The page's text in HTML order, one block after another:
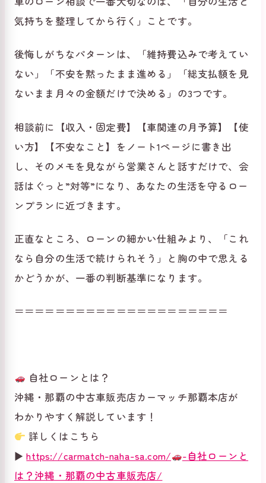
気持ちを整理してから行く」ことです。
後悔しがちなパターンは、「維持費込みで考えてい
ない」「不安を黙ったまま進める」「総支払額を見
ないまま月々の金額だけで決める」の3つです。
相談前に【収入・固定費】【車関連の月予算】【使
い方】【不安なこと】をノート1ページに書き出
し、そのメモを見ながら営業さんと話すだけで、会
話はぐっと”対等”になり、あなたの生活を守るロー
ンプランに近づきます。
正直なところ、ローンの細かい仕組みより、「これ
なら自分の生活で続けられそう」と胸の中で思える
かどうかが、一番の判断基準になります。
＝＝＝＝＝＝＝＝＝＝＝＝＝＝＝＝＝＝＝＝＝
自社ローンとは？
沖縄・那覇の中古車販売店カーマッチ那覇本店が
わかりやすく解説しています！
詳しくはこちら
▶https://carmatch-naha-sa.com/
-自社ローンと
は？沖縄・那覇の中古車販売店/